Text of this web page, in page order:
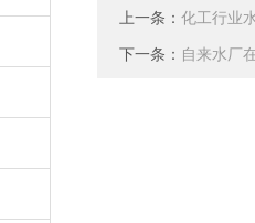
上一条： 化工行业
下一条： 自来水厂